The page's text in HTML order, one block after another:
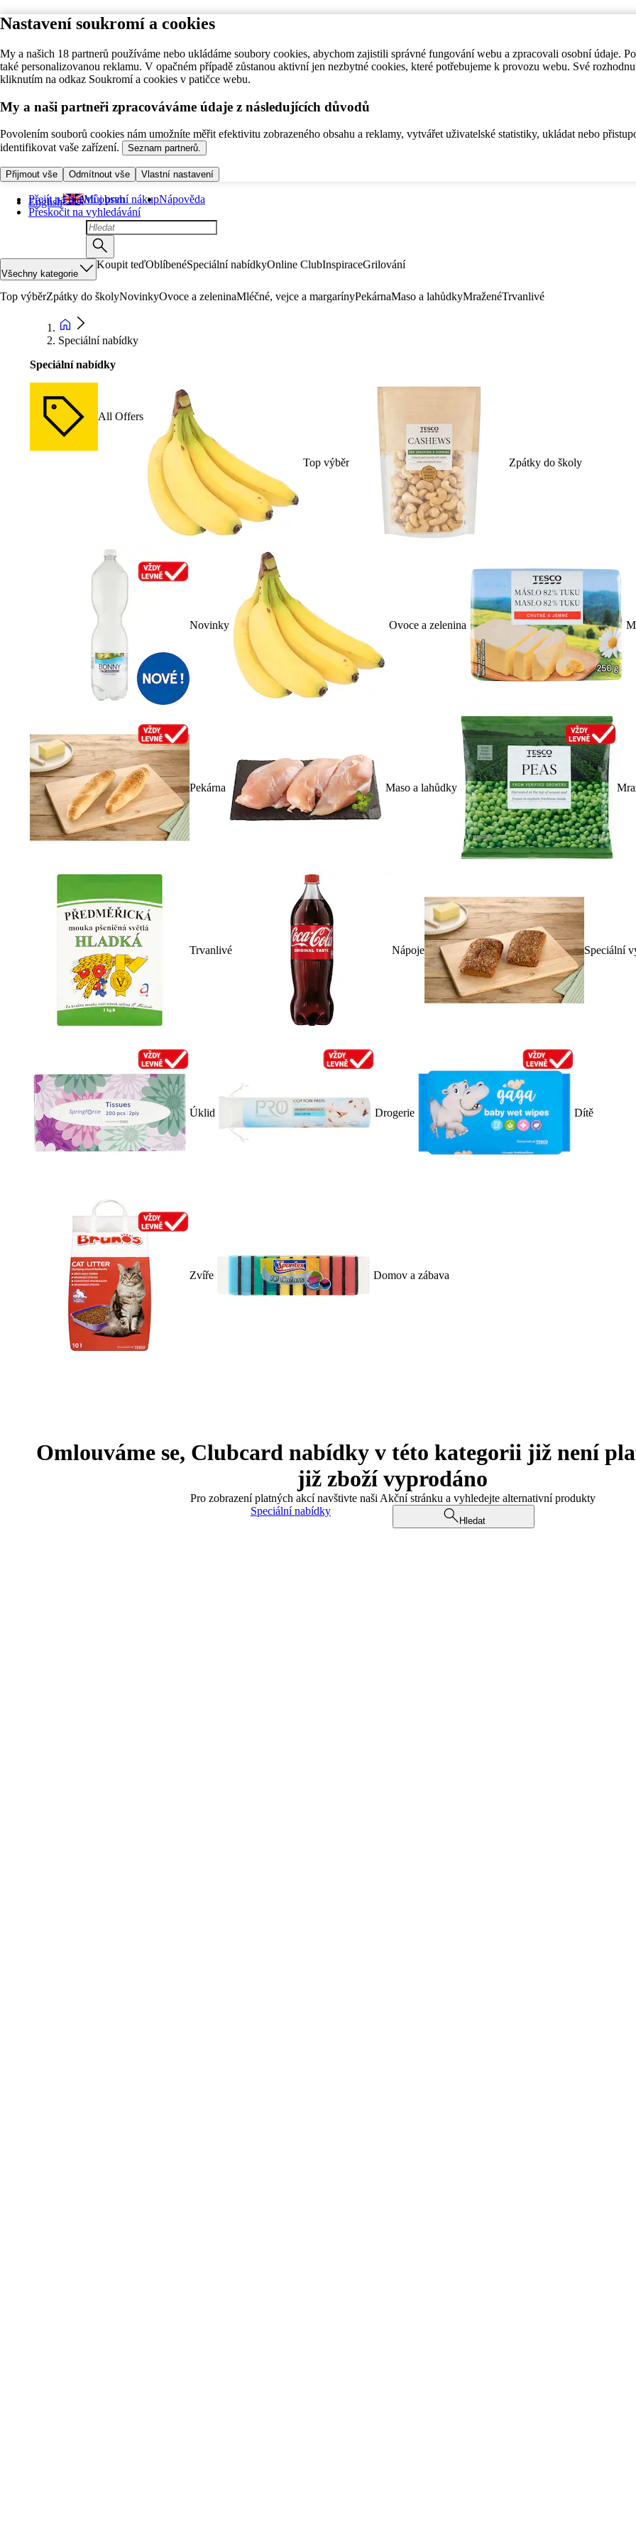
Nastavení soukromí a cookies
My a našich 18 partnerů používáme nebo ukládáme soubory cookies, abychom zajistili správné fungování webu a zpracovali osobní údaje.
také personalizovanou reklamu. V opačném případě zůstanou aktivní jen nezbytné cookies, které potřebujeme k provozu webu. Své
kliknutím na odkaz Soukromí a cookies v patičce webu.
My a naši partneři zpracováváme údaje z následujících důvodů
Povolením souborů cookies nám umožníte měřit efektivitu zobrazeného obsahu a reklamy, vytvářet uživatelské statistiky, ukládat nebo
identifikovat vaše zařízení.
Seznam partnerů.
Přijmout vše Odmítnout vše Vlastní nastavení
Přejít na hlavní obsah
Přeskočit na vyhledávání
English Můj první nákupNápověda
Všechny kategorie
Koupit teďOblíbenéSpeciální nabídkyOnline ClubInspiraceGrilování
Top výběrZpátky do školyNovinkyOvoce a zeleninaMléčné, vejce a margarínyPekárnaMaso a lahůdkyMraženéTrvanlivé
Speciální nabídky
Speciální nabídky
All Offers
Top výběr Zpátky do školy
Novinky Ovoce a zelenina
Pekárna Maso a lahůdky
Trvanlivé Nápoje Speciální
Úklid Drogerie Dítě
Zvíře Domov a zábava
Omlouváme se, Clubcard nabídky v této kategorii již není
již zboží vyprodáno
Pro zobrazení platných akcí navštivte naši Akční stránku a vyhledejte alternativní produkty
Speciální nabídky
Hledat